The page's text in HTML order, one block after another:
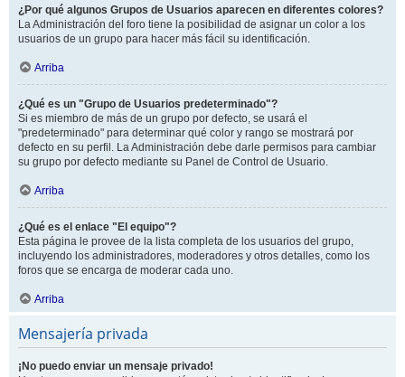
¿Por qué algunos Grupos de Usuarios aparecen en diferentes colores?
La Administración del foro tiene la posibilidad de asignar un color a los
usuarios de un grupo para hacer más fácil su identificación.
Arriba
¿Qué es un "Grupo de Usuarios predeterminado"?
Si es miembro de más de un grupo por defecto, se usará el
"predeterminado" para determinar qué color y rango se mostrará por
defecto en su perfil. La Administración debe darle permisos para cambiar
su grupo por defecto mediante su Panel de Control de Usuario.
Arriba
¿Qué es el enlace "El equipo"?
Esta página le provee de la lista completa de los usuarios del grupo,
incluyendo los administradores, moderadores y otros detalles, como los
foros que se encarga de moderar cada uno.
Arriba
Mensajería privada
¡No puedo enviar un mensaje privado!